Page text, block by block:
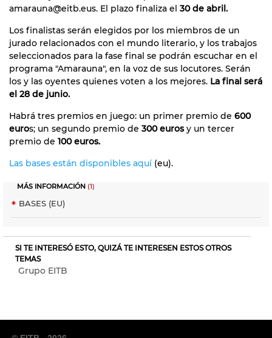
amarauna@eitb.eus. El plazo finaliza el 30 de abril.
Los finalistas serán elegidos por los miembros de un
jurado relacionados con el mundo literario, y los trabajos
seleccionados para la fase final se podrán escuchar en el
programa "Amarauna", en la voz de sus locutores. Serán
los y las oyentes quienes voten a los mejores. La final será
el 28 de junio.
Habrá tres premios en juego: un primer premio de 600
euros; un segundo premio de 300 eurosy un tercer
premio de 100 euros.
Las bases están disponibles aquí(eu).
MÁS INFORMACIÓN (1)
BASES (EU)
SI TE INTERESÓ ESTO, QUIZÁ TE INTERESEN ESTOS OTROS
TEMAS
Grupo EITB